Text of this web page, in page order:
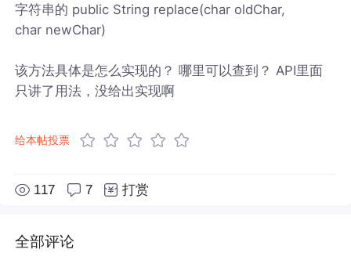
字符串的 public String replace(char oldChar,
char newChar)
该方法具体是怎么实现的？ 哪里可以查到？ API里面
只讲了用法，没给出实现啊
给本帖投票
117 7 打赏
全部评论